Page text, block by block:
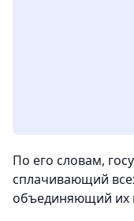
По его словам,
сплачивающий
объединяющий их